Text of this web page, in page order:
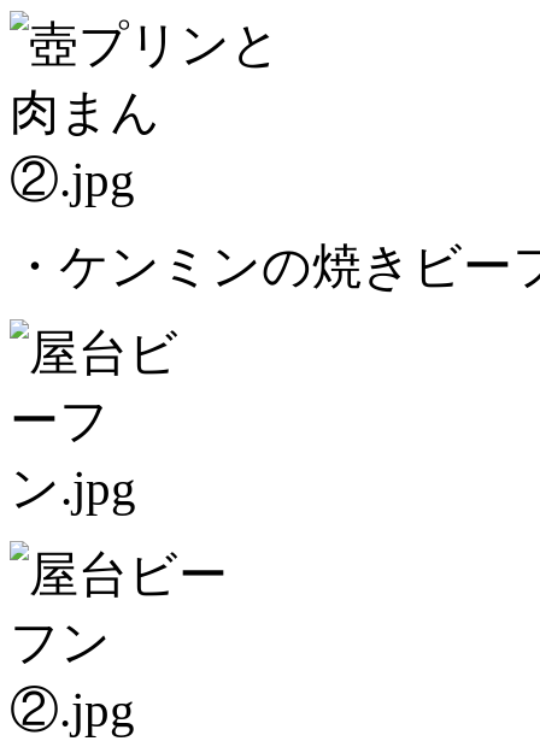
・ケンミンの焼きビ